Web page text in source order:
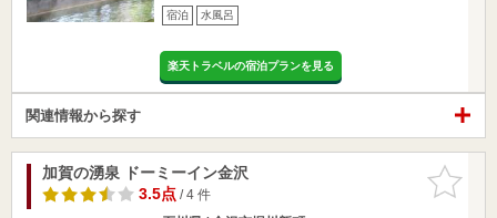
宿泊 水風呂
楽天トラベルの宿泊プランを見る
関連情報から探す
お気に入
りに追加
加賀の湧泉 ドーミーイン金沢
3.5点/ 4 件